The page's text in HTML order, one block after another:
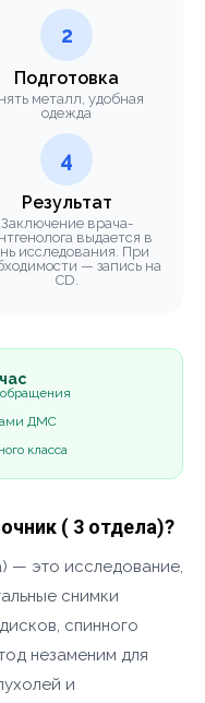
2
Подготовка
металл, удобная
одежда
4
Результат
Заключение врача-
выдается в
исследования. При
— запись на
CD.
ДМС
класса
( 3 отдела)?
— это исследование,
снимки
спинного
незаменим для
и